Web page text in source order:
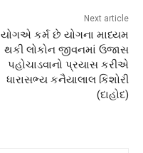
Next article
યોગએ કર્મ છે યોગના માધ્યમ
થકી લોકોન જીવનમાં ઉજાસ
પહોચાડવાનો પ્રયાસ કરીએ
ધારાસભ્ય કનૈયાલાલ કિશોરી
(દાહોદ)